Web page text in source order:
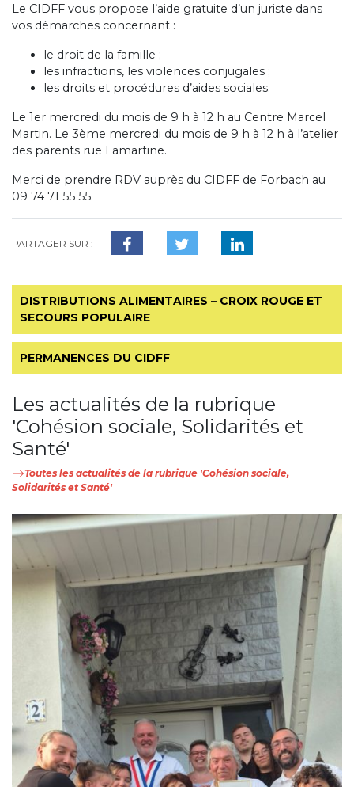
Le CIDFF vous propose l’aide gratuite d’un juriste dans
vos démarches concernant :
le droit de la famille ;
les infractions, les violences conjugales ;
les droits et procédures d’aides sociales.
Le 1er mercredi du mois de 9 h à 12 h au Centre Marcel
Martin. Le 3ème mercredi du mois de 9 h à 12 h à l’atelier
des parents rue Lamartine.
Merci de prendre RDV auprès du CIDFF de Forbach au
09 74 71 55 55.
PARTAGER SUR :
DISTRIBUTIONS ALIMENTAIRES – CROIX ROUGE ET
SECOURS POPULAIRE
PERMANENCES DU CIDFF
Les actualités de la rubrique
'Cohésion sociale, Solidarités et
Santé'
Toutes les actualités de la rubrique 'Cohésion sociale,
Solidarités et Santé'